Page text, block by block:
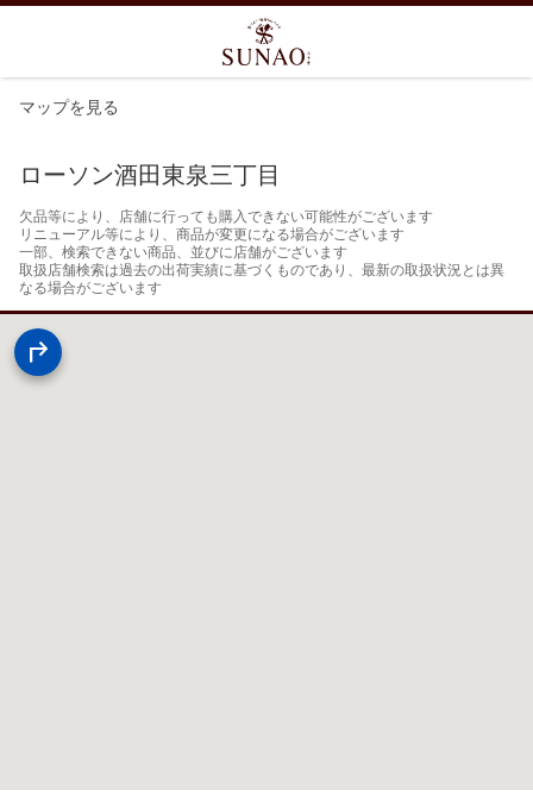
マップを見る
ローソン酒田東泉三丁目
欠品等により、店舗に行っても購入できない可能性がございます
リニューアル等により、商品が変更になる場合がございます
一部、検索できない商品、並びに店舗がございます
取扱店舗検索は過去の出荷実績に基づくものであり、最新の取扱状況とは異
なる場合がございます